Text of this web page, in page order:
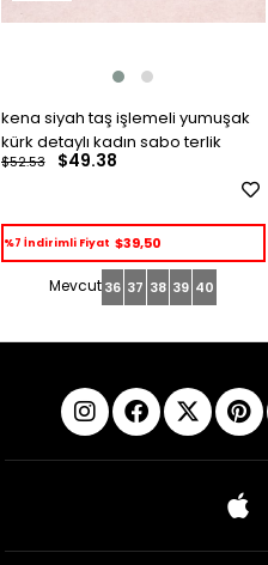
kena siyah taş işlemeli yumuşak
kürk detaylı kadın sabo terlik
$49.38
$52.53
%7 İndirimli Fiyat $39,50
36 37 38 39 40